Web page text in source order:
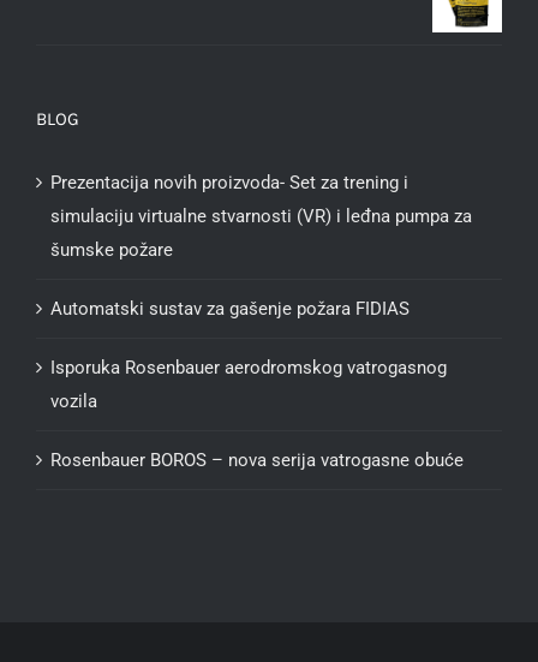
BLOG
Prezentacija novih proizvoda- Set za trening i
simulaciju virtualne stvarnosti (VR) i leđna pumpa za
šumske požare
Automatski sustav za gašenje požara FIDIAS
Isporuka Rosenbauer aerodromskog vatrogasnog
vozila
Rosenbauer BOROS – nova serija vatrogasne obuće